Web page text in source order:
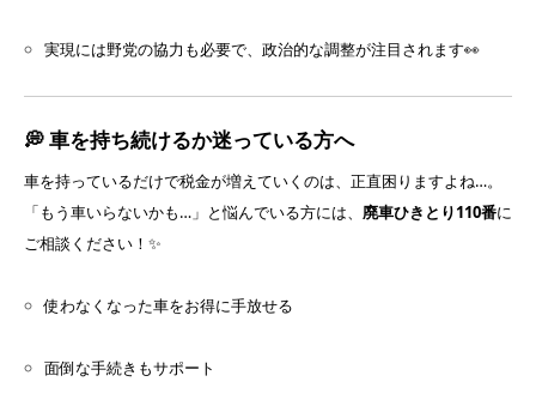
実現には野党の協力も必要で、政治的な調整が注目されます👀
💭 車を持ち続けるか迷っている方へ
車を持っているだけで税金が増えていくのは、正直困りますよね…。
「もう車いらないかも…」と悩んでいる方には、 廃車ひきとり110番に
ご相談ください！✨
使わなくなった車をお得に手放せる
面倒な手続きもサポート